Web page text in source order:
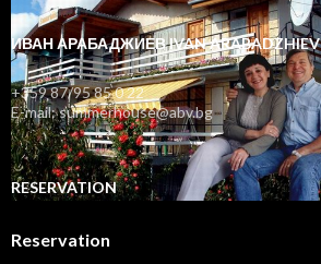
ИВАН АРАБАДЖИЕВ IVAN ARABADZHIEV
+359 87/95 85 0 22
E-mail: summerhouse@abv.bg
RESERVATION
Reservation